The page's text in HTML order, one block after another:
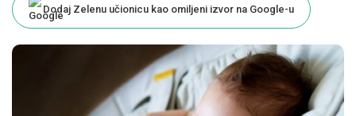
Dodaj Zelenu učionicu kao omiljeni izvor na Google-u